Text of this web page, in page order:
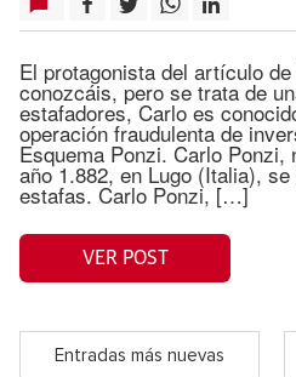
El protagonista del artículo
conozcáis, pero se trata de
estafadores, Carlo es
operación fraudulenta de
Esquema Ponzi. Carlo Ponzi,
año 1.882, en Lugo (Italia),
estafas. Carlo Ponzi, […]
VER POST
Entradas más nuevas